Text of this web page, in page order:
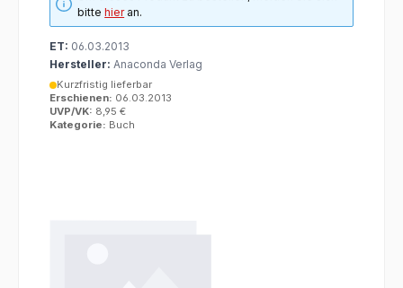
bittehieran.
ET: 06.03.2013
Hersteller: Anaconda Verlag
Kurzfristig lieferbar
Erschienen: 06.03.2013
UVP/VK: 8,95 €
Kategorie: Buch